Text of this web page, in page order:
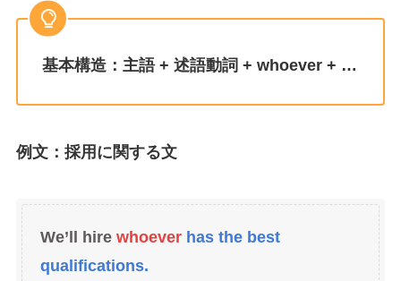
基本構造：主語 + 述語動詞 + whoever + …
例文：採用に関する文
We’ll hire whoever has the best
qualifications.